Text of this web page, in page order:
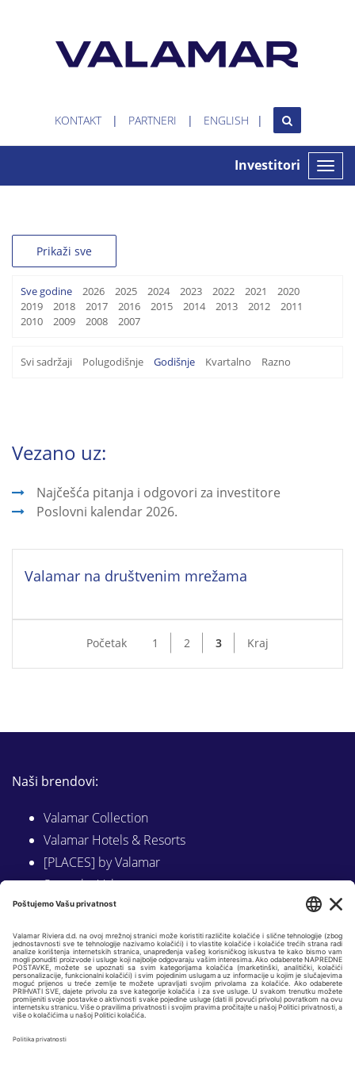
KONTAKT PARTNERI ENGLISH
Toggle
Investitori
Prikaži sve
Sve godine 2026 2025 2024 2023 2022 2021
2020
2019
2018 2017 2016 2015 2014 2013 2012
2011
2010
2009 2008 2007
Svi sadržaji Polugodišnje Godišnje Kvartalno Razno
Vezano uz:
Najčešća pitanja i odgovori za investitore
Poslovni kalendar 2026.
Valamar na društvenim mrežama
Početak 1 2 3 Kraj
Naši brendovi:
Valamar Collection
Valamar Hotels & Resorts
[PLACES] by Valamar
Sunny by Valamar
Valamar Camping
Istraži na Valamar.com
Slijedite nas na: